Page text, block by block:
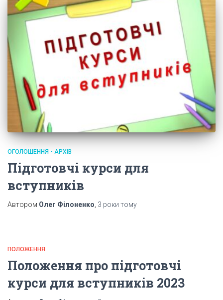
ОГОЛОШЕННЯ - АРХІВ
Підготовчі курси для
вступників
Автором Олег Філоненко 3 роки тому
ПОЛОЖЕННЯ
Положення про підготовчі
курси для вступників 2023